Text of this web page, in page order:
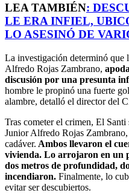
LEA TAMBIÉN:
LE ERA INFIEL,
LO ASESINÓ DE
La investigación determinó que
Alfredo Rojas Zambrano,
discusión por una presunta
hombre le propinó una fuerte
alambre, detalló el director del
Tras cometer el crimen, El
Junior Alfredo Rojas
cadáver. Ambos llevaron el
vivienda. Lo arrojaron en un
dos metros de profundidad,
incendiaron. Finalmente, lo
evitar ser descubiertos.